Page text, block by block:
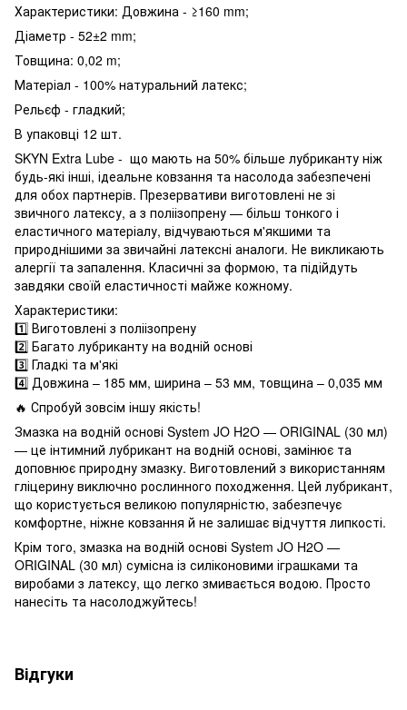
Характеристики: Довжина - ≥160 mm;
Діаметр - 52±2 mm;
Товщина: 0,02 m;
Матеріал - 100% натуральний латекс;
Рельєф - гладкий;
В упаковці 12 шт.
SKYN Extra Lube - що мають на 50% більше лубриканту ніж
будь-які інші, ідеальне ковзання та насолода забезпечені
для обох партнерів. Презервативи виготовлені не зі
звичного латексу, а з поліізопрену — більш тонкого і
еластичного матеріалу, відчуваються м'якшими та
природнішими за звичайні латексні аналоги. Не викликають
алергії та запалення. Класичні за формою, та підійдуть
завдяки своїй еластичності майже кожному.
Характеристики:
1️⃣ Виготовлені з поліізопрену
2️⃣ Багато лубриканту на водній основі
3️⃣ Гладкі та м'які
4️⃣ Довжина – 185 мм, ширина – 53 мм, товщина – 0,035 мм
🔥 Спробуй зовсім іншу якість!
Змазка на водній основі System JO H2O — ORIGINAL (30 мл)
— це інтимний лубрикант на водній основі, замінює та
доповнює природну змазку. Виготовлений з використанням
гліцерину виключно рослинного походження. Цей лубрикант,
що користується великою популярністю, забезпечує
комфортне, ніжне ковзання й не залишає відчуття липкості.
Крім того, змазка на водній основі System JO H2O —
ORIGINAL (30 мл) сумісна із силіконовими іграшками та
виробами з латексу, що легко змивається водою. Просто
нанесіть та насолоджуйтесь!
Відгуки